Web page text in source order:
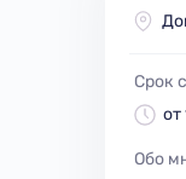
Обо
Срок
от